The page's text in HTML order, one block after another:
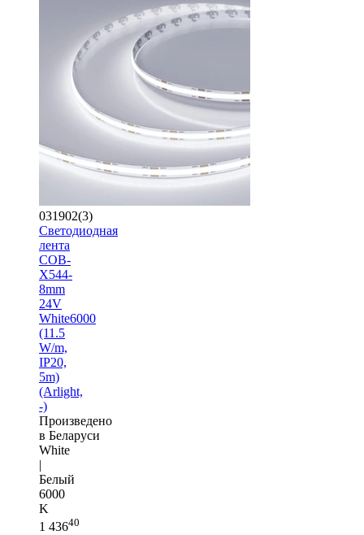
031902(3)
Светодиодная
лента
COB-
X544-
8mm
24V
White6000
(11.5
W/m,
IP20,
5m)
(Arlight,
-)
Произведено
в Беларуси
White
|
Белый
6000
K
1 43640